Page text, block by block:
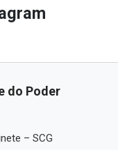
do Poder
– SCG